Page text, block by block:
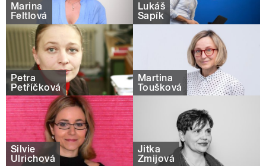
Marina
Feltlová
Lukáš
Sapík
Petra
Petříčková
Martina
Toušková
Silvie
Ulrichová
Jitka
Zmijová